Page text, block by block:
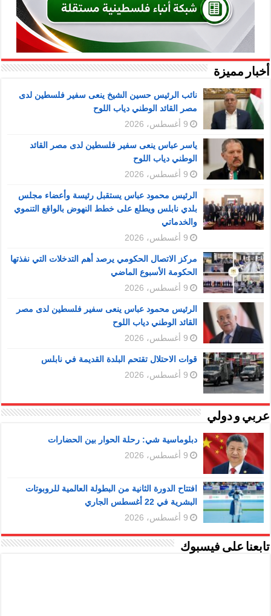
أخبار مميزة
نائب الرئيس حسين الشيخ ينعى سفير فلسطين لدى
مصر القائد الوطني دياب اللوح
9 أغسطس، 2026
ياسر عباس ينعى سفير فلسطين لدى مصر القائد
الوطني دياب اللوح
9 أغسطس، 2026
الرئيس محمود عباس يستقبل رئيسة وأعضاء مجلس
بلدي نابلس ويطلع على خطط النهوض بالواقع التنموي
والخدماتي
9 أغسطس، 2026
مركز الاتصال الحكومي يرصد أهم التدخلات التي نفذتها
الحكومة الأسبوع الماضي
9 أغسطس، 2026
الرئيس محمود عباس ينعى سفير فلسطين لدى مصر
القائد الوطني دياب اللوح
9 أغسطس، 2026
قوات الاحتلال تقتحم البلدة القديمة في نابلس
9 أغسطس، 2026
عربي و دولي
دبلوماسية شي: رحلة الحوار بين الحضارات
9 أغسطس، 2026
افتتاح الدورة الثانية من البطولة العالمية للروبوتات
البشرية في 22 أغسطس الجاري
9 أغسطس، 2026
تابعنا على فيسبوك